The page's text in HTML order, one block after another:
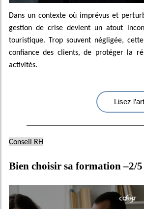
Dans un contexte où imprévus et
gestion de crise devient un atout
touristique. Trop souvent négligée,
confiance des clients, de protéger la
activités.
Lisez
Conseil RH
Bien choisir sa formation –2/5